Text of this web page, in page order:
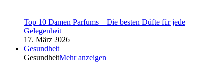
Top 10 Damen Parfums – Die besten Düfte für jede
Gelegenheit
17. März 2026
Gesundheit
GesundheitMehr anzeigen